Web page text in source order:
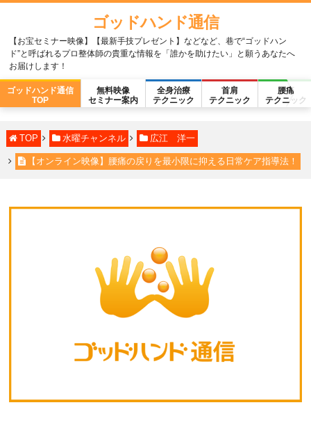
ゴッドハンド通信
【お宝セミナー映像】【最新手技プレゼント】などなど、巷で“ゴッドハン
ド”と呼ばれるプロ整体師の貴重な情報を「誰かを助けたい」と願うあなたへ
お届けします！
ゴッドハンド通信
TOP
無料映像
セミナー案内
全身治療
テクニック
首肩
テクニック
腰痛
テクニック
TOP 水曜チャンネル 広江 洋一
【オンライン映像】腰痛の戻りを最小限に抑える日常ケア指導法！